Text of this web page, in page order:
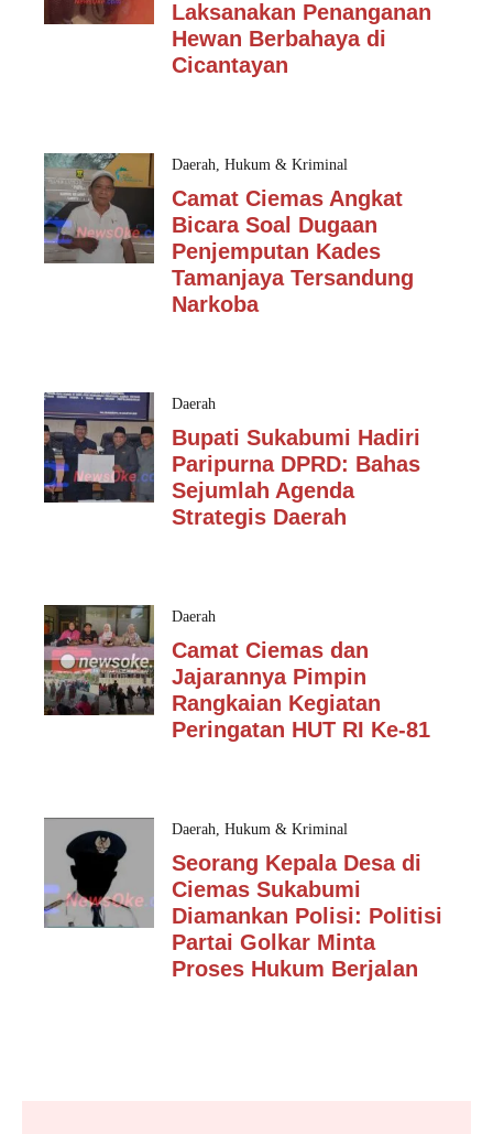
Laksanakan Penanganan
Hewan Berbahaya di
Cicantayan
Daerah, Hukum & Kriminal
Camat Ciemas Angkat
Bicara Soal Dugaan
Penjemputan Kades
Tamanjaya Tersandung
Narkoba
Daerah
Bupati Sukabumi Hadiri
Paripurna DPRD: Bahas
Sejumlah Agenda
Strategis Daerah
Daerah
Camat Ciemas dan
Jajarannya Pimpin
Rangkaian Kegiatan
Peringatan HUT RI Ke-81
Daerah, Hukum & Kriminal
Seorang Kepala Desa di
Ciemas Sukabumi
Diamankan Polisi: Politisi
Partai Golkar Minta
Proses Hukum Berjalan